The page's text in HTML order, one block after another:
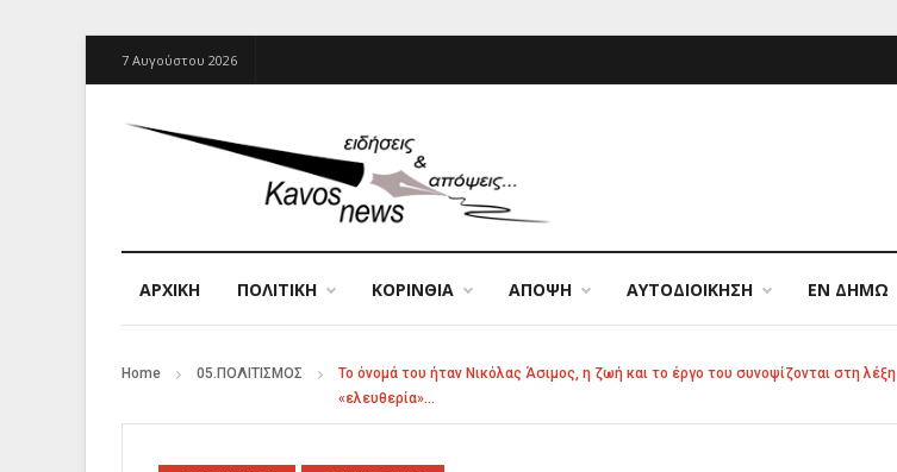
7 Αυγούστου 2026
ΑΡΧΙΚΉ ΠΟΛΙΤΙΚΗ ΚΟΡΙΝΘΙΑ ΑΠΟΨΗ ΑΥΤΟΔΙΟΙΚΗΣΗ ΕΝ ΔΗΜΩ
Home 05.ΠΟΛΙΤΙΣΜΟΣ
Το όνομά του ήταν Νικόλας Άσιμος, η ζωή και το έργο του συνοψίζονται στη λέξη
«ελευθερία»…